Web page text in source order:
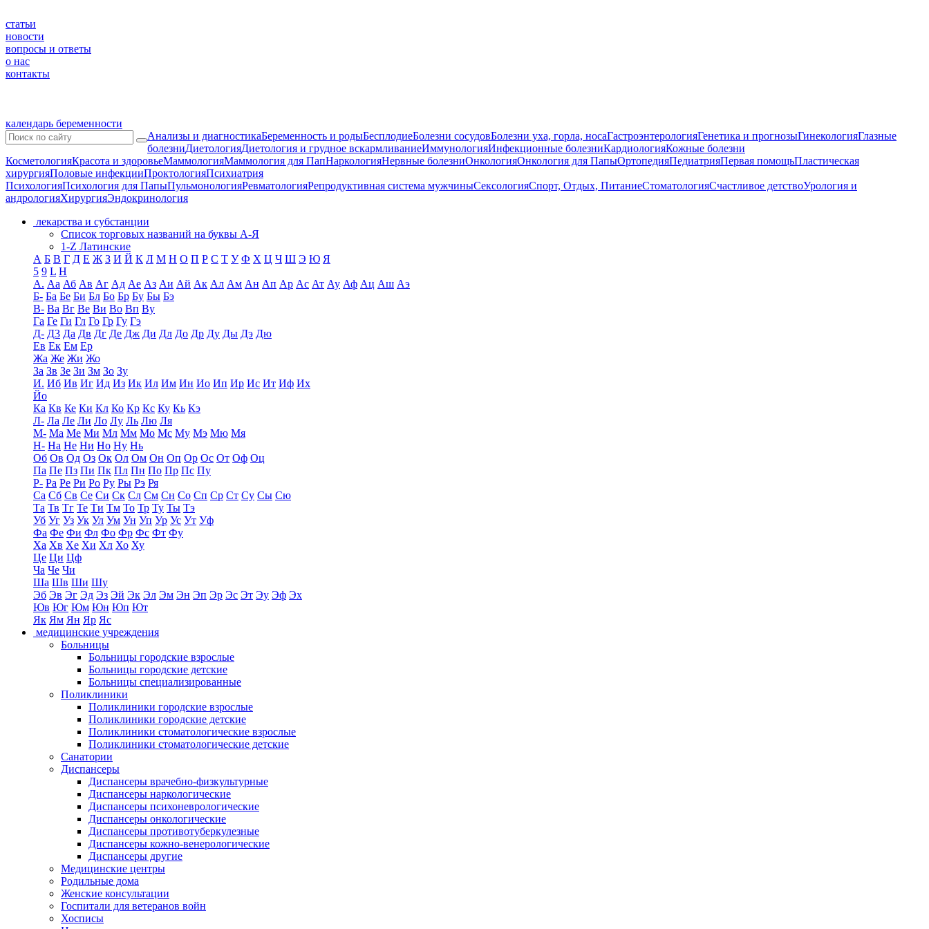
статьи
новости
вопросы и ответы
о нас
контакты
календарь беременности
Анализы и диагностикаБеременность и родыБесплодиеБолезни сосудовБолезни уха, горла, носаГастроэнтерологияГенетика и прогнозыГинекологияГлазные
болезниДиетологияДиетология и грудное вскармливаниеИммунологияИнфекционные болезниКардиологияКожные болезни
КосметологияКрасота и здоровьеМаммологияМаммология для ПапНаркологияНервные болезниОнкологияОнкология для ПапыОртопедияПедиатрияПервая помощьПластическая
хирургияПоловые инфекцииПроктологияПсихиатрия
ПсихологияПсихология для ПапыПульмонологияРевматологияРепродуктивная система мужчиныСексологияСпорт, Отдых, ПитаниеСтоматологияСчастливое детствоУрология и
андрологияХирургияЭндокринология
лекарства и субстанции
Список торговых названий на буквы А-Я
1-Z Латинские
А Б В Г Д Е Ж З И Й К Л М Н О П Р С Т У Ф Х Ц Ч Ш Э Ю Я
5 9 L H
А. Аа Аб Ав Аг Ад Ае Аз Аи Ай Ак Ал Ам Ан Ап Ар Ас Ат Ау Аф Ац Аш Аэ
Б- Ба Бе Би Бл Бо Бр Бу Бы Бэ
В- Ва Вг Ве Ви Во Вп Ву
Га Ге Ги Гл Го Гр Гу Гэ
Д- Д3 Да Дв Дг Де Дж Ди Дл До Др Ду Ды Дэ Дю
Ев Ек Ем Ер
Жа Же Жи Жо
За Зв Зе Зи Зм Зо Зу
И. Иб Ив Иг Ид Из Ик Ил Им Ин Ио Ип Ир Ис Ит Иф Их
Йо
Ка Кв Ке Ки Кл Ко Кр Кс Ку Кь Кэ
Л- Ла Ле Ли Ло Лу Ль Лю Ля
М- Ма Ме Ми Мл Мм Мо Мс Му Мэ Мю Мя
Н- На Не Ни Но Ну Нь
Об Ов Од Оз Ок Ол Ом Он Оп Ор Ос От Оф Оц
Па Пе Пз Пи Пк Пл Пн По Пр Пс Пу
Р- Ра Ре Ри Ро Ру Ры Рэ Ря
Са Сб Св Се Си Ск Сл См Сн Со Сп Ср Ст Су Сы Сю
Та Тв Тг Те Ти Тм То Тр Ту Ты Тэ
Уб Уг Уз Ук Ул Ум Ун Уп Ур Ус Ут Уф
Фа Фе Фи Фл Фо Фр Фс Фт Фу
Ха Хв Хе Хи Хл Хо Ху
Це Ци Цф
Ча Че Чи
Ша Шв Ши Шу
Эб Эв Эг Эд Эз Эй Эк Эл Эм Эн Эп Эр Эс Эт Эу Эф Эх
Юв Юг Юм Юн Юп Ют
Як Ям Ян Яр Яс
медицинские учреждения
Больницы
Больницы городские взрослые
Больницы городские детские
Больницы специализированные
Поликлиники
Поликлиники городские взрослые
Поликлиники городские детские
Поликлиники стоматологические взрослые
Поликлиники стоматологические детские
Санатории
Диспансеры
Диспансеры врачебно-физкультурные
Диспансеры наркологические
Диспансеры психоневрологические
Диспансеры онкологические
Диспансеры противотуберкулезные
Диспансеры кожно-венерологические
Диспансеры другие
Медицинские центры
Родильные дома
Женские консультации
Госпитали для ветеранов войн
Хосписы